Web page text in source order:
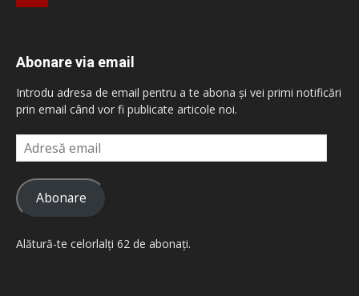
Abonare via email
Introdu adresa de email pentru a te abona și vei primi notificări
prin email când vor fi publicate articole noi.
Adresă
email
Abonare
Alătură-te celorlalți 62 de abonați.